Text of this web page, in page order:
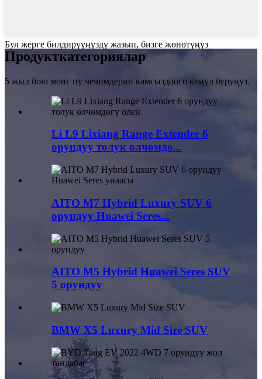
Бул жерге билдирүүңүздү жазып, бизге жөнөтүңүз
Продукткатегориялар
5 жыл бою монг пу чечимдерин камсыздоого көңүл буруңуз.
Li L9 Lixiang Range Extender 6
орундуу толук өлчөмдө...
AITO M7 Hybrid Luxury SUV 6
орундуу Huawei Seres...
AITO M5 Hybrid Huawei Seres SUV
5 орундуу
BMW X5 Luxury Mid Size SUV